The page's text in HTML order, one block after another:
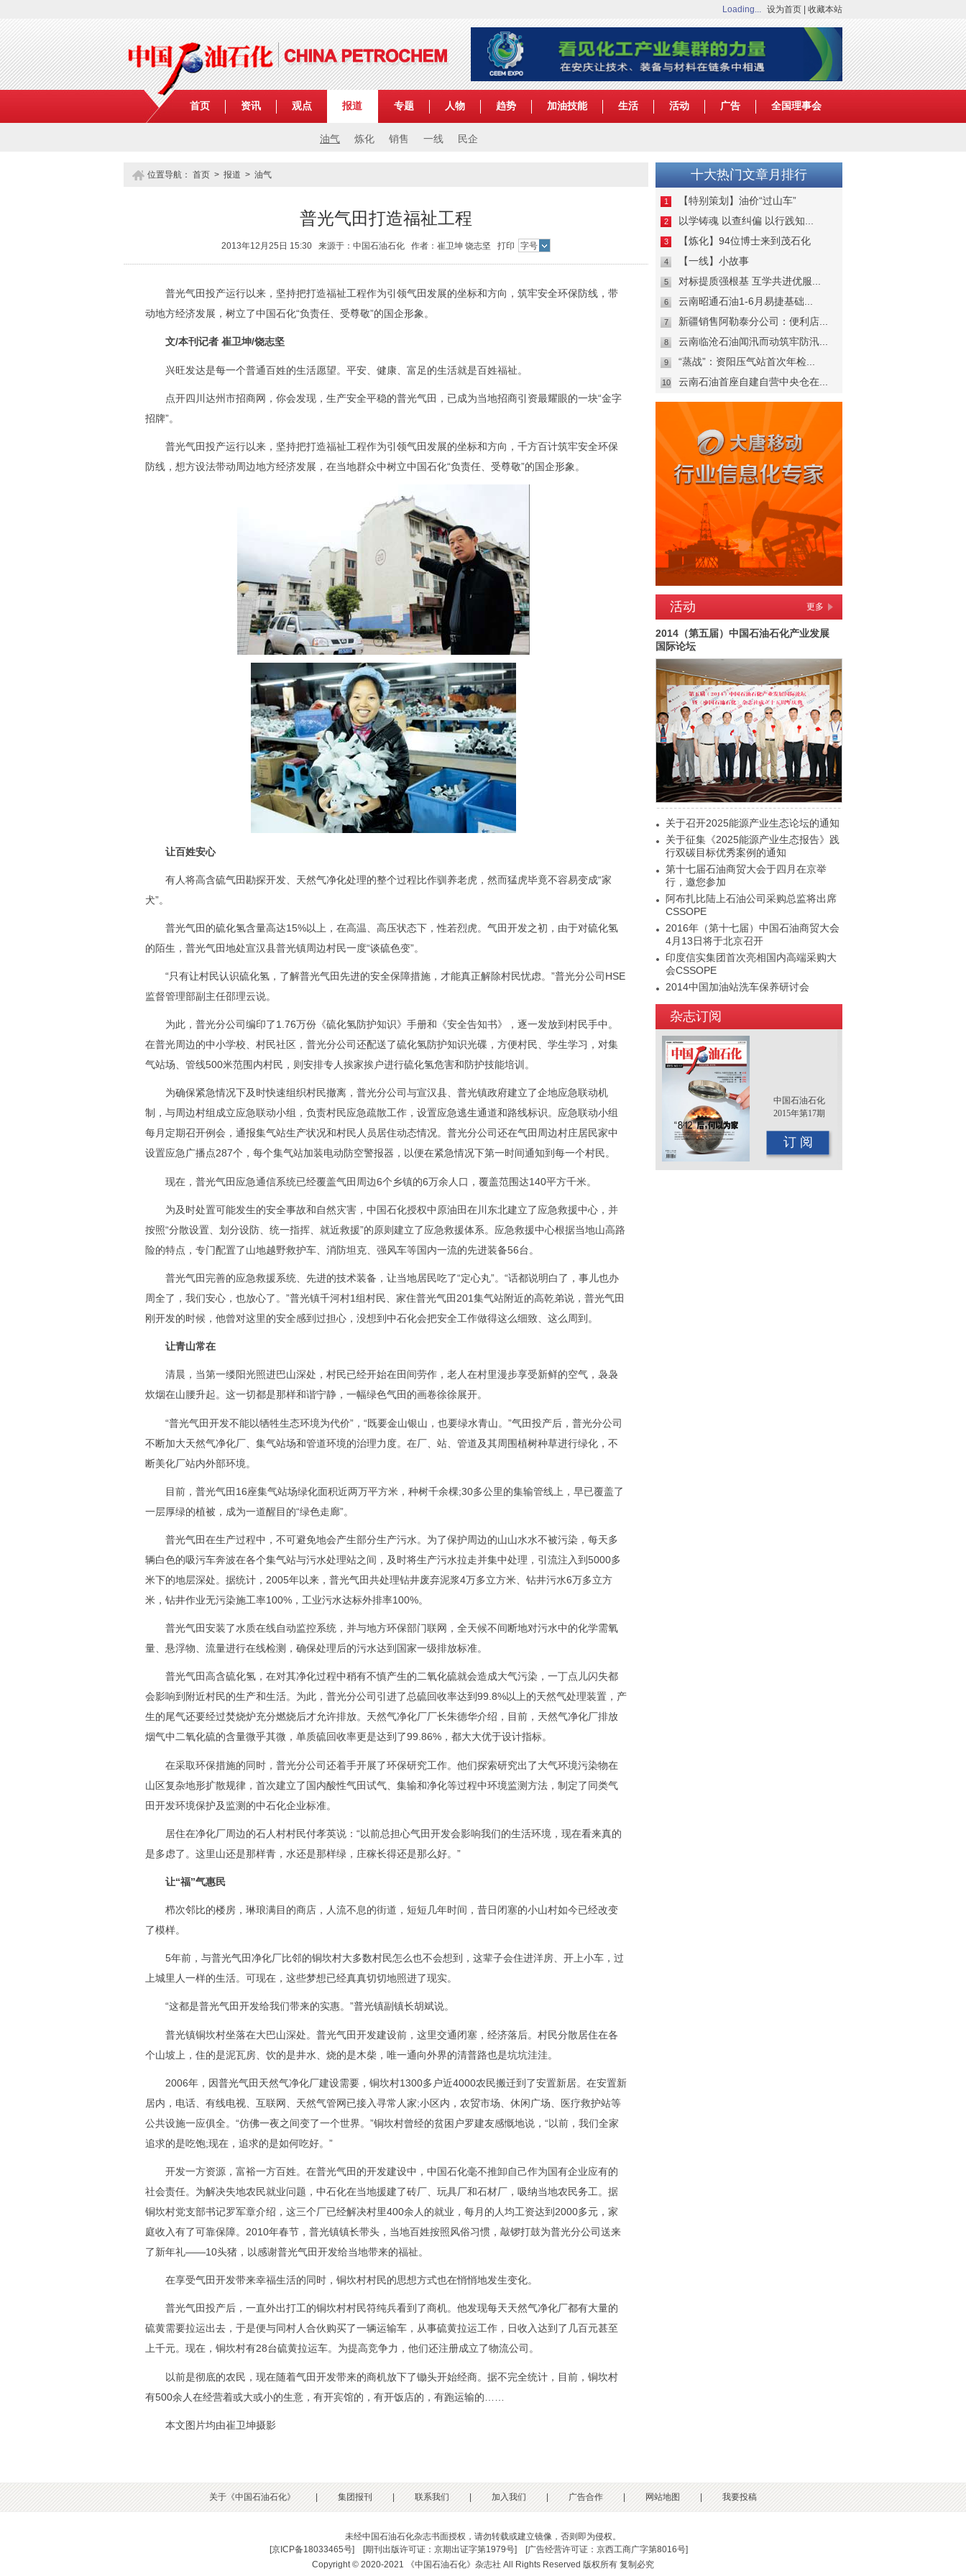
Loading... 设为首页 收藏本站
首页 资讯 观点 报道
油气 炼化 销售 一线 民企
专题 人物 趋势 加油技能 生活 活动 广告 全国理事会
位置导航： 首页 > 报道 > 油气
普光气田打造福祉工程
2013年12月25日 15:30 来源于：中国石油石化 作者：崔卫坤 饶志坚 打印 字号
普光气田投产运行以来，坚持把打造福祉工程作为引领气田发展的坐标和方向，筑牢安全环保防线，带
动地方经济发展，树立了中国石化“负责任、受尊敬”的国企形象。
文/本刊记者 崔卫坤/饶志坚
兴旺发达是每一个普通百姓的生活愿望。平安、健康、富足的生活就是百姓福祉。
点开四川达州市招商网，你会发现，生产安全平稳的普光气田，已成为当地招商引资最耀眼的一块“金字
招牌”。
普光气田投产运行以来，坚持把打造福祉工程作为引领气田发展的坐标和方向，千方百计筑牢安全环保
防线，想方设法带动周边地方经济发展，在当地群众中树立中国石化“负责任、受尊敬”的国企形象。
让百姓安心
有人将高含硫气田勘探开发、天然气净化处理的整个过程比作驯养老虎，然而猛虎毕竟不容易变成“家
犬”。
普光气田的硫化氢含量高达15%以上，在高温、高压状态下，性若烈虎。气田开发之初，由于对硫化氢
的陌生，普光气田地处宣汉县普光镇周边村民一度“谈硫色变”。
“只有让村民认识硫化氢，了解普光气田先进的安全保障措施，才能真正解除村民忧虑。”普光分公司HSE
监督管理部副主任邵理云说。
为此，普光分公司编印了1.76万份《硫化氢防护知识》手册和《安全告知书》，逐一发放到村民手中。
在普光周边的中小学校、村民社区，普光分公司还配送了硫化氢防护知识光碟，方便村民、学生学习，对集
气站场、管线500米范围内村民，则安排专人挨家挨户进行硫化氢危害和防护技能培训。
为确保紧急情况下及时快速组织村民撤离，普光分公司与宣汉县、普光镇政府建立了企地应急联动机
制，与周边村组成立应急联动小组，负责村民应急疏散工作，设置应急逃生通道和路线标识。应急联动小组
每月定期召开例会，通报集气站生产状况和村民人员居住动态情况。普光分公司还在气田周边村庄居民家中
设置应急广播点287个，每个集气站加装电动防空警报器，以便在紧急情况下第一时间通知到每一个村民。
现在，普光气田应急通信系统已经覆盖气田周边6个乡镇的6万余人口，覆盖范围达140平方千米。
为及时处置可能发生的安全事故和自然灾害，中国石化授权中原油田在川东北建立了应急救援中心，并
按照“分散设置、划分设防、统一指挥、就近救援”的原则建立了应急救援体系。应急救援中心根据当地山高路
险的特点，专门配置了山地越野救护车、消防坦克、强风车等国内一流的先进装备56台。
普光气田完善的应急救援系统、先进的技术装备，让当地居民吃了“定心丸”。“话都说明白了，事儿也办
周全了，我们安心，也放心了。”普光镇千河村1组村民、家住普光气田201集气站附近的高乾弟说，普光气田
刚开发的时候，他曾对这里的安全感到过担心，没想到中石化会把安全工作做得这么细致、这么周到。
让青山常在
清晨，当第一缕阳光照进巴山深处，村民已经开始在田间劳作，老人在村里漫步享受新鲜的空气，袅袅
炊烟在山腰升起。这一切都是那样和谐宁静，一幅绿色气田的画卷徐徐展开。
“普光气田开发不能以牺牲生态环境为代价”，“既要金山银山，也要绿水青山。”气田投产后，普光分公司
不断加大天然气净化厂、集气站场和管道环境的治理力度。在厂、站、管道及其周围植树种草进行绿化，不
断美化厂站内外部环境。
目前，普光气田16座集气站场绿化面积近两万平方米，种树千余棵;30多公里的集输管线上，早已覆盖了
一层厚绿的植被，成为一道醒目的“绿色走廊”。
普光气田在生产过程中，不可避免地会产生部分生产污水。为了保护周边的山山水水不被污染，每天多
辆白色的吸污车奔波在各个集气站与污水处理站之间，及时将生产污水拉走并集中处理，引流注入到5000多
米下的地层深处。据统计，2005年以来，普光气田共处理钻井废弃泥浆4万多立方米、钻井污水6万多立方
米，钻井作业无污染施工率100%，工业污水达标外排率100%。
普光气田安装了水质在线自动监控系统，并与地方环保部门联网，全天候不间断地对污水中的化学需氧
量、悬浮物、流量进行在线检测，确保处理后的污水达到国家一级排放标准。
普光气田高含硫化氢，在对其净化过程中稍有不慎产生的二氧化硫就会造成大气污染，一丁点儿闪失都
会影响到附近村民的生产和生活。为此，普光分公司引进了总硫回收率达到99.8%以上的天然气处理装置，产
生的尾气还要经过焚烧炉充分燃烧后才允许排放。天然气净化厂厂长朱德华介绍，目前，天然气净化厂排放
烟气中二氧化硫的含量微乎其微，单质硫回收率更是达到了99.86%，都大大优于设计指标。
在采取环保措施的同时，普光分公司还着手开展了环保研究工作。他们探索研究出了大气环境污染物在
山区复杂地形扩散规律，首次建立了国内酸性气田试气、集输和净化等过程中环境监测方法，制定了同类气
田开发环境保护及监测的中石化企业标准。
居住在净化厂周边的石人村村民付孝英说：“以前总担心气田开发会影响我们的生活环境，现在看来真的
是多虑了。这里山还是那样青，水还是那样绿，庄稼长得还是那么好。”
让“福”气惠民
栉次邻比的楼房，琳琅满目的商店，人流不息的街道，短短几年时间，昔日闭塞的小山村如今已经改变
了模样。
5年前，与普光气田净化厂比邻的铜坎村大多数村民怎么也不会想到，这辈子会住进洋房、开上小车，过
上城里人一样的生活。可现在，这些梦想已经真真切切地照进了现实。
“这都是普光气田开发给我们带来的实惠。”普光镇副镇长胡斌说。
普光镇铜坎村坐落在大巴山深处。普光气田开发建设前，这里交通闭塞，经济落后。村民分散居住在各
个山坡上，住的是泥瓦房、饮的是井水、烧的是木柴，唯一通向外界的清普路也是坑坑洼洼。
2006年，因普光气田天然气净化厂建设需要，铜坎村1300多户近4000农民搬迁到了安置新居。在安置新
居内，电话、有线电视、互联网、天然气管网已接入寻常人家;小区内，农贸市场、休闲广场、医疗救护站等
公共设施一应俱全。“仿佛一夜之间变了一个世界。”铜坎村曾经的贫困户罗建友感慨地说，“以前，我们全家
追求的是吃饱;现在，追求的是如何吃好。”
开发一方资源，富裕一方百姓。在普光气田的开发建设中，中国石化毫不推卸自己作为国有企业应有的
社会责任。为解决失地农民就业问题，中石化在当地援建了砖厂、玩具厂和石材厂，吸纳当地农民务工。据
铜坎村党支部书记罗军章介绍，这三个厂已经解决村里400余人的就业，每月的人均工资达到2000多元，家
庭收入有了可靠保障。2010年春节，普光镇镇长带头，当地百姓按照风俗习惯，敲锣打鼓为普光分公司送来
了新年礼——10头猪，以感谢普光气田开发给当地带来的福祉。
在享受气田开发带来幸福生活的同时，铜坎村村民的思想方式也在悄悄地发生变化。
普光气田投产后，一直外出打工的铜坎村村民符纯兵看到了商机。他发现每天天然气净化厂都有大量的
硫黄需要拉运出去，于是便与同村人合伙购买了一辆运输车，从事硫黄拉运工作，日收入达到了几百元甚至
上千元。现在，铜坎村有28台硫黄拉运车。为提高竞争力，他们还注册成立了物流公司。
以前是彻底的农民，现在随着气田开发带来的商机放下了锄头开始经商。据不完全统计，目前，铜坎村
有500余人在经营着或大或小的生意，有开宾馆的，有开饭店的，有跑运输的……
本文图片均由崔卫坤摄影
十大热门文章月排行
1 【特别策划】油价“过山车”
2 以学铸魂 以查纠偏 以行践知...
3 【炼化】94位博士来到茂石化
4 【一线】小故事
5 对标提质强根基 互学共进优服...
6 云南昭通石油1-6月易捷基础...
7 新疆销售阿勒泰分公司：便利店...
8 云南临沧石油闻汛而动筑牢防汛...
9 “蒸战”：资阳压气站首次年检...
10 云南石油首座自建自营中央仓在...
活动 更多
2014（第五届）中国石油石化产业发展
国际论坛
关于召开2025能源产业生态论坛的通知
关于征集《2025能源产业生态报告》践
行双碳目标优秀案例的通知
第十七届石油商贸大会于四月在京举
行，邀您参加
阿布扎比陆上石油公司采购总监将出席
CSSOPE
2016年（第十七届）中国石油商贸大会
4月13日将于北京召开
印度信实集团首次亮相国内高端采购大
会CSSOPE
2014中国加油站洗车保养研讨会
2015年（第十二届）中国国际油品行业
年终大会即将召开
杂志订阅
中国石油石化
2015年第17期
订 阅
关于《中国石油石化》 集团报刊 联系我们 加入我们 广告合作 网站地图 我要投稿
未经中国石油石化杂志书面授权，请勿转载或建立镜像，否则即为侵权。
[京ICP备18033465号] [期刊出版许可证：京期出证字第1979号] [广告经营许可证：京西工商广字第8016号]
Copyright © 2020-2021 《中国石油石化》杂志社 All Rights Reserved 版权所有 复制必究